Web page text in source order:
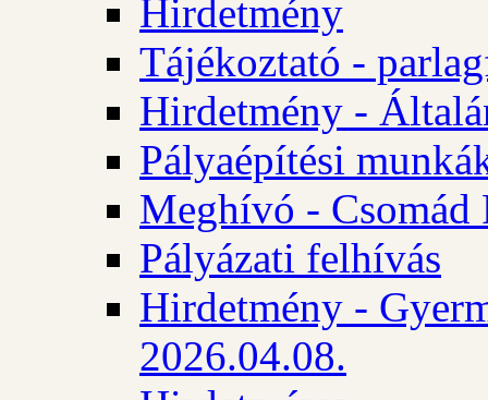
Hirdetmény
Tájékoztató -
Hirdetmény -
Pályaépítési
Meghívó - Csomád
Pályázati felhívás
Hirdetmény -
2026.04.08.